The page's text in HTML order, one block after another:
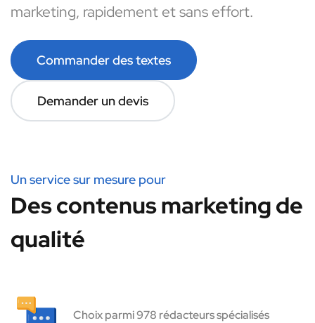
marketing, rapidement et sans effort.
Commander des textes
Demander un devis
Un service sur mesure pour
Des contenus marketing de
qualité
Choix parmi 978 rédacteurs spécialisés